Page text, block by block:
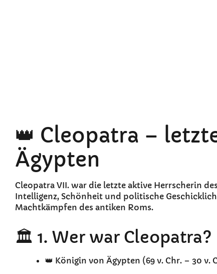
👑 Cleopatra –
Ägypten
Cleopatra VII. war die letzte aktive Herrscherin
Intelligenz, Schönheit und politische
Machtkämpfen des antiken Roms.
🏛️ 1. Wer war Cleopatra?
👑 Königin von Ägypten (69 v. Chr. – 30 v.